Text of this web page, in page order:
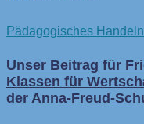
Pädagogisches Handeln
Unser Beitrag für
Klassen für
der Anna-Freud-